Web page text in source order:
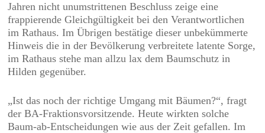
Jahren nicht unumstrittenen Beschluss zeige eine
frappierende Gleichgültigkeit bei den Verantwortlichen
im Rathaus. Im Übrigen bestätige dieser unbekümmerte
Hinweis die in der Bevölkerung verbreitete latente Sorge,
im Rathaus stehe man allzu lax dem Baumschutz in
Hilden gegenüber.
„Ist das noch der richtige Umgang mit Bäumen?“, fragt
der BA-Fraktionsvorsitzende. Heute wirkten solche
Baum-ab-Entscheidungen wie aus der Zeit gefallen. Im